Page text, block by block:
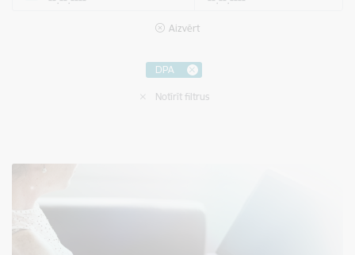
Aizvērt
DPA
Notīrīt filtrus